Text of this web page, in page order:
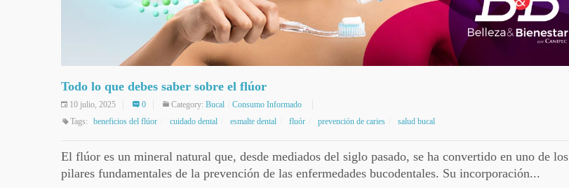
Todo lo que debes saber sobre el flúor
10 julio, 2025 0 Category: Bucal
Consumo Informado
Tags:
beneficios del flúor cuidado dental esmalte dental fluór prevención de caries salud bucal
El flúor es un mineral natural que, desde mediados del siglo pasado, se ha convertido en uno de los
pilares fundamentales de la prevención de las enfermedades bucodentales. Su incorporación...